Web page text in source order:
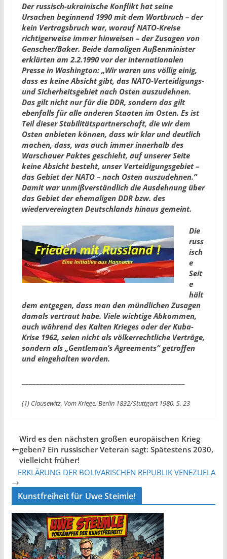
Der russisch-ukrainische Konflikt hat seine
Ursachen beginnend 1990 mit dem Wortbruch – der
kein Vertragsbruch war, worauf NATO-Kreise
richtigerweise immer hinweisen – der Zusagen von
Genscher/Baker. Beide damaligen Außenminister
erklärten am 2.2.1990 vor der internationalen
Presse in Washington: „Wir waren uns völlig einig,
dass es keine Absicht gibt, das NATO-Verteidigungs-
und Sicherheitsgebiet nach Osten auszudehnen.
Das gilt nicht nur für die DDR, sondern das gilt
ebenfalls für alle anderen Staaten im Osten. Es ist
Teil dieser Stabilitätspartnerschaft, die wir dem
Osten anbieten können, dass wir klar und deutlich
machen, dass, was auch immer innerhalb des
Warschauer Paktes geschieht, auf unserer Seite
keine Absicht besteht, unser Verteidigungsgebiet –
das Gebiet der NATO – nach Osten auszudehnen.”
Damit war unmißverständlich die Ausdehnung über
das Gebiet der ehemaligen DDR bzw. des
wiedervereingten Deutschlands hinaus gemeint.
Die
russ
isch
e
Seit
e
hält
dem entgegen, dass man den mündlichen Zusagen
damals vertraut habe. Viele wichtige Abkommen,
auch während des Kalten Krieges oder der Kuba-
Krise 1962, seien nicht als völkerrechtliche Verträge,
sondern als „Gentleman’s Agreements“ getroffen
und eingehalten worden.
(1) Clausewitz, Vom Kriege, Berlin 1832/Stuttgart 1980, S. 23
Wird es den nächsten großen europäischen Krieg
geben? Ein russischer Veteran sagt: Spätestens 2030,
vielleicht früher!
ERKLÄRUNG DER BOLIVARISCHEN REPUBLIK VENEZUELA
Kunstfreiheit für Uwe Steimle!